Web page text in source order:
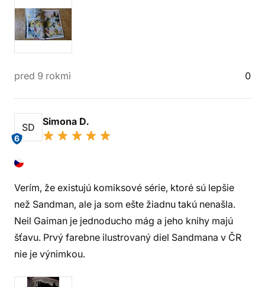
pred 9 rokmi 0
SD
6
Simona D.
Verím, že existujú komiksové série, ktoré sú lepšie
než Sandman, ale ja som ešte žiadnu takú nenašla.
Neil Gaiman je jednoducho mág a jeho knihy majú
šťavu. Prvý farebne ilustrovaný diel Sandmana v ČR
nie je výnimkou.